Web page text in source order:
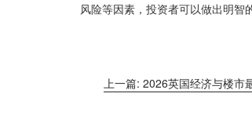
风险等因素，投资者可以做出明智
上一篇: 2026英国经济与楼市